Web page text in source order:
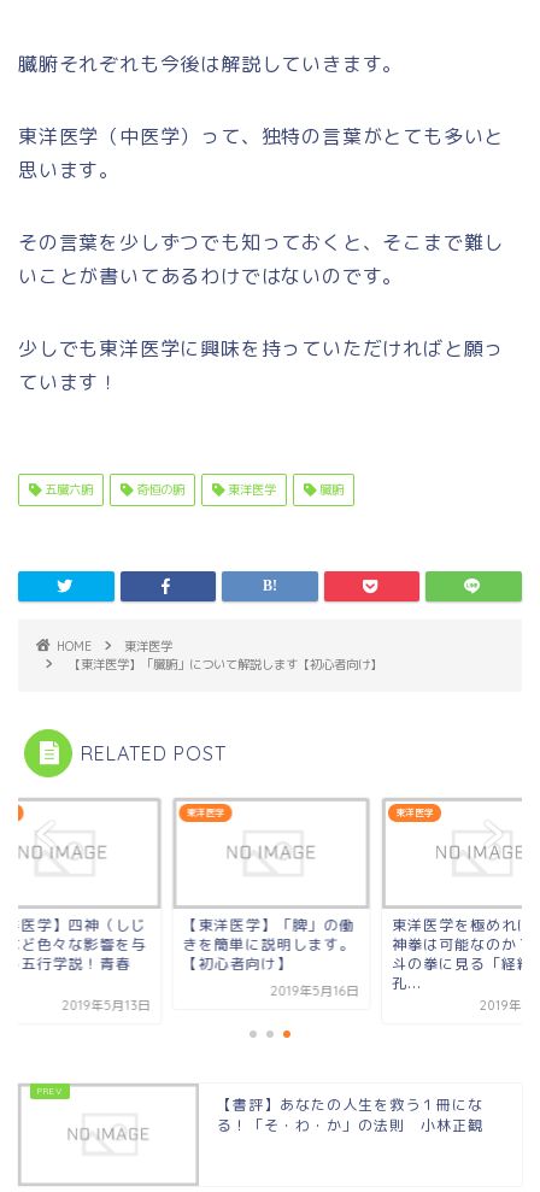
臓腑それぞれも今後は解説していきます。
東洋医学（中医学）って、独特の言葉がとても多いと
思います。
その言葉を少しずつでも知っておくと、そこまで難し
いことが書いてあるわけではないのです。
少しでも東洋医学に興味を持っていただければと願っ
ています！
五臓六腑 奇恒の腑 東洋医学 臓腑
HOME
東洋医学
【東洋医学】「臓腑」について解説します【初心者向け】
RELATED POST
洋医学】四神（しじ
など色々な影響を与
る五行学説！青春
2019年5月13日
東洋医学
【東洋医学】「脾」の働
きを簡単に説明します。
【初心者向け】
2019年5月16日
東洋医学
東洋医学を極めれば
神拳は可能なのか？
斗の拳に見る「経絡
孔...
2019年4
【書評】あなたの人生を救う１冊にな
る！「そ・わ・か」の法則 小林正観